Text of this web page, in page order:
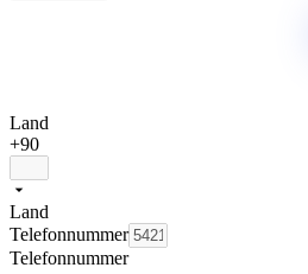
Land
+90
Land
Telefonnummer
Telefonnummer